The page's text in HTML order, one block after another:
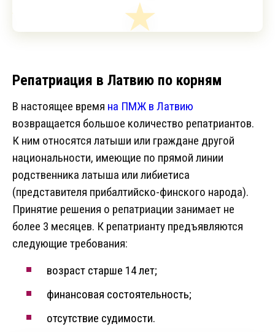
Репатриация в Латвию по корням
В настоящее время на ПМЖ в Латвию
возвращается большое количество репатриантов.
К ним относятся латыши или граждане другой
национальности, имеющие по прямой линии
родственника латыша или либиетиса
(представителя прибалтийско-финского народа).
Принятие решения о репатриации занимает не
более 3 месяцев. К репатрианту предъявляются
следующие требования:
возраст старше 14 лет;
финансовая состоятельность;
отсутствие судимости.